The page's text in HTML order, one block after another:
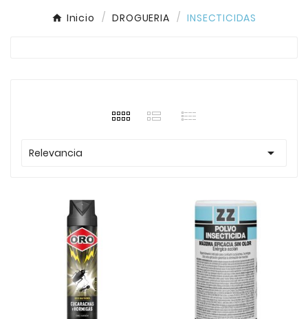
Inicio DROGUERIA INSECTICIDAS
Relevancia 